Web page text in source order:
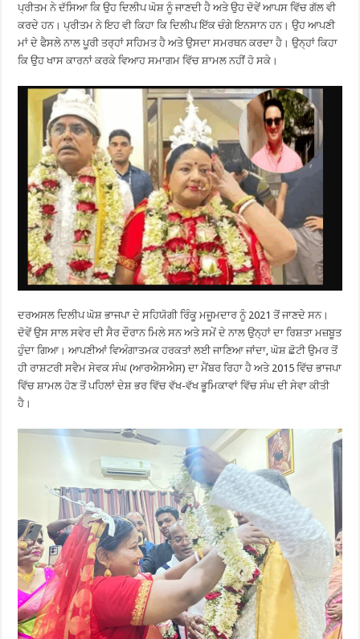
ਪ੍ਰੀਤਮ ਨੇ ਦੱਸਿਆ ਕਿ ਉਹ ਦਿਲੀਪ ਘੋਸ਼ ਨੂੰ ਜਾਣਦੀ ਹੈ ਅਤੇ ਉਹ ਦੋਵੇਂ ਆਪਸ ਵਿੱਚ ਗੱਲ ਵੀ
ਕਰਦੇ ਹਨ। ਪ੍ਰੀਤਮ ਨੇ ਇਹ ਵੀ ਕਿਹਾ ਕਿ ਦਿਲੀਪ ਇੱਕ ਚੰਗੇ ਇਨਸਾਨ ਹਨ। ਉਹ ਆਪਣੀ
ਮਾਂ ਦੇ ਫੈਸਲੇ ਨਾਲ ਪੂਰੀ ਤਰ੍ਹਾਂ ਸਹਿਮਤ ਹੈ ਅਤੇ ਉਸਦਾ ਸਮਰਥਨ ਕਰਦਾ ਹੈ। ਉਨ੍ਹਾਂ ਕਿਹਾ
ਕਿ ਉਹ ਖਾਸ ਕਾਰਨਾਂ ਕਰਕੇ ਵਿਆਹ ਸਮਾਗਮ ਵਿੱਚ ਸ਼ਾਮਲ ਨਹੀਂ ਹੋ ਸਕੇ।
ਦਰਅਸਲ ਦਿਲੀਪ ਘੋਸ਼ ਭਾਜਪਾ ਦੇ ਸਹਿਯੋਗੀ ਰਿੰਕੂ ਮਜੂਮਦਾਰ ਨੂੰ 2021 ਤੋਂ ਜਾਣਦੇ ਸਨ।
ਦੋਵੇਂ ਉਸ ਸਾਲ ਸਵੇਰ ਦੀ ਸੈਰ ਦੌਰਾਨ ਮਿਲੇ ਸਨ ਅਤੇ ਸਮੇਂ ਦੇ ਨਾਲ ਉਨ੍ਹਾਂ ਦਾ ਰਿਸ਼ਤਾ ਮਜ਼ਬੂਤ
​​ਹੁੰਦਾ ਗਿਆ। ਆਪਣੀਆਂ ਵਿਅੰਗਾਤਮਕ ਹਰਕਤਾਂ ਲਈ ਜਾਣਿਆ ਜਾਂਦਾ, ਘੋਸ਼ ਛੋਟੀ ਉਮਰ ਤੋਂ
ਹੀ ਰਾਸ਼ਟਰੀ ਸਵੈਮ ਸੇਵਕ ਸੰਘ (ਆਰਐਸਐਸ) ਦਾ ਮੈਂਬਰ ਰਿਹਾ ਹੈ ਅਤੇ 2015 ਵਿੱਚ ਭਾਜਪਾ
ਵਿੱਚ ਸ਼ਾਮਲ ਹੋਣ ਤੋਂ ਪਹਿਲਾਂ ਦੇਸ਼ ਭਰ ਵਿੱਚ ਵੱਖ-ਵੱਖ ਭੂਮਿਕਾਵਾਂ ਵਿੱਚ ਸੰਘ ਦੀ ਸੇਵਾ ਕੀਤੀ
ਹੈ।